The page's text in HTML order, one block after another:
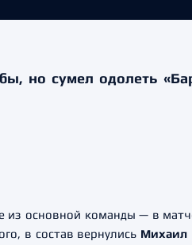
но сумел одолеть
из основной команды — в
в состав вернулись Михаил